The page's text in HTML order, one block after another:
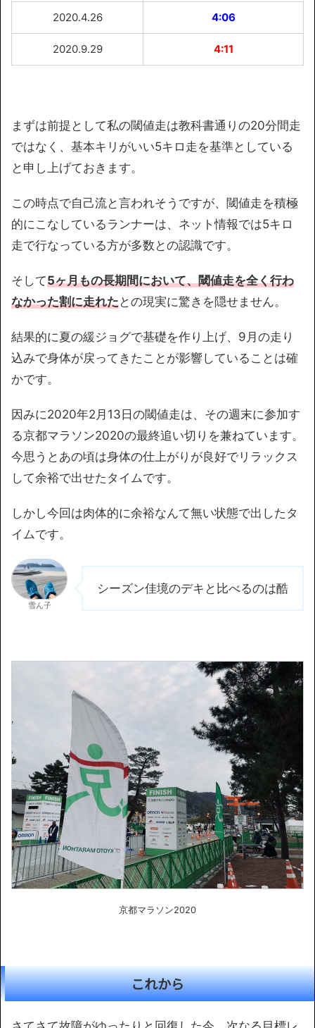
2020.4.26 4:06
2020.9.29 4:11
まずは前提として私の閾値走は教科書通りの20分間走
ではなく、基本キリがいい5キロ走を基準としている
と申し上げておきます。
この時点で自己流と言われそうですが、閾値走を積極
的にこなしているランナーは、ネット情報では5キロ
走で行なっている方が多数との認識です。
そして5ヶ月もの長期間において、閾値走を全く行わ
なかった割に走れたとの現実に驚きを隠せません。
結果的に夏の緩ジョグで基礎を作り上げ、9月の走り
込みで身体が戻ってきたことが影響していることは確
かです。
因みに2020年2月13日の閾値走は、その週末に参加す
る京都マラソン2020の最終追い切りを兼ねています。
今思うとあの頃は身体の仕上がりが良好でリラックス
して余裕で出せたタイムです。
しかし今回は肉体的に余裕なんて無い状態で出したタ
イムです。
雪ん子
シーズン佳境のデキと比べるのは酷
京都マラソン2020
これから